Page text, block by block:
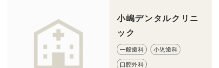
小嶋デンタルクリニ
ック
一般歯科 小児歯科
口腔外科